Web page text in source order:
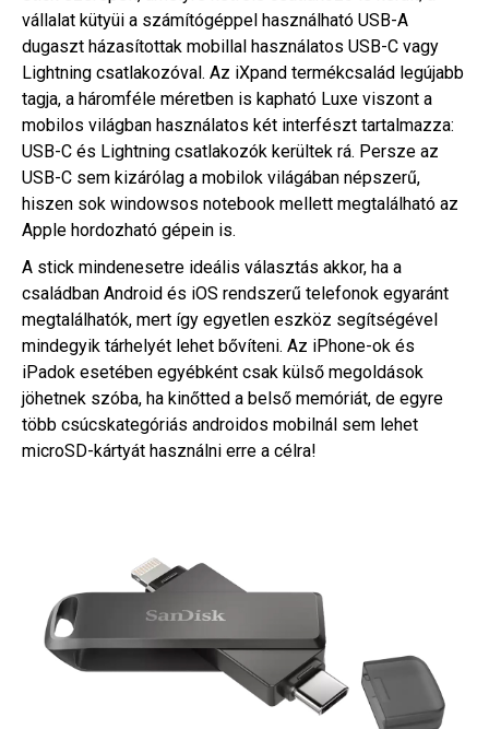
vállalat kütyüi a számítógéppel használható USB-A
dugaszt házasítottak mobillal használatos USB-C vagy
Lightning csatlakozóval. Az iXpand termékcsalád legújabb
tagja, a háromféle méretben is kapható Luxe viszont a
mobilos világban használatos két interfészt tartalmazza:
USB-C és Lightning csatlakozók kerültek rá. Persze az
USB-C sem kizárólag a mobilok világában népszerű,
hiszen sok windowsos notebook mellett megtalálható az
Apple hordozható gépein is.
A stick mindenesetre ideális választás akkor, ha a
családban Android és iOS rendszerű telefonok egyaránt
megtalálhatók, mert így egyetlen eszköz segítségével
mindegyik tárhelyét lehet bővíteni. Az iPhone-ok és
iPadok esetében egyébként csak külső megoldások
jöhetnek szóba, ha kinőtted a belső memóriát, de egyre
több csúcskategóriás androidos mobilnál sem lehet
microSD-kártyát használni erre a célra!